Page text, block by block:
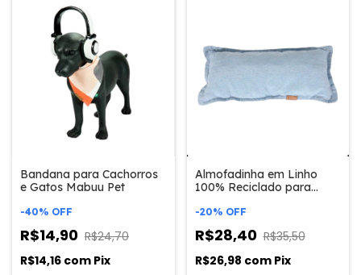
Bandana para Cachorros
e Gatos Mabuu Pet
-40% OFF
R$14,90 R$24,70
R$14,16 com Pix
Almofadinha em Linho
100% Reciclado para
Retangular
-20% OFF
R$28,40 R$35,50
R$26,98 com Pix